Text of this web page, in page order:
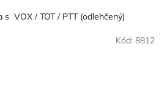
VOX / TOT / PTT (odlehčený)
Kód: 8812